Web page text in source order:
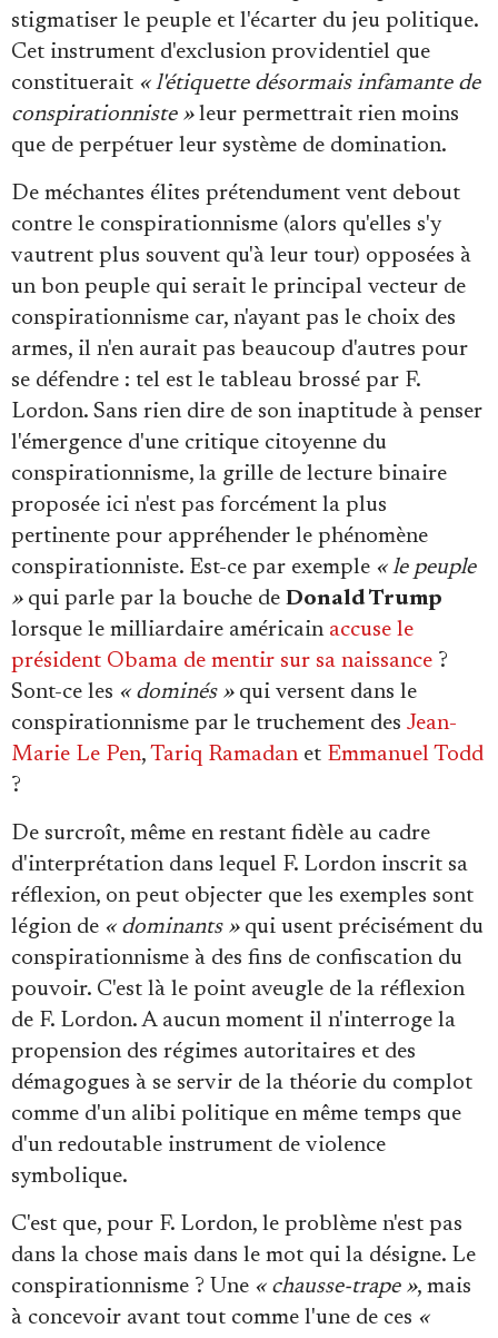
stigmatiser le peuple et l'écarter du jeu politique.
Cet instrument d'exclusion providentiel que
constituerait « l'étiquette désormais infamante de
conspirationniste »leur permettrait rien moins
que de perpétuer leur système de domination.
De méchantes élites prétendument vent debout
contre le conspirationnisme (alors qu'elles s'y
vautrent plus souvent qu'à leur tour) opposées à
un bon peuple qui serait le principal vecteur de
conspirationnisme car, n'ayant pas le choix des
armes, il n'en aurait pas beaucoup d'autres pour
se défendre : tel est le tableau brossé par F.
Lordon. Sans rien dire de son inaptitude à penser
l'émergence d'une critique citoyenne du
conspirationnisme, la grille de lecture binaire
proposée ici n'est pas forcément la plus
pertinente pour appréhender le phénomène
conspirationniste. Est-ce par exemple « le peuple
»qui parle par la bouche de Donald Trump
lorsque le milliardaire américain accuse le
président Obama de mentir sur sa naissance ?
Sont-ce les « dominés »qui versent dans le
conspirationnisme par le truchement des Jean-
Marie Le Pen, Tariq Ramadanet Emmanuel Todd
?
De surcroît, même en restant fidèle au cadre
d'interprétation dans lequel F. Lordon inscrit sa
réflexion, on peut objecter que les exemples sont
légion de « dominants »qui usent précisément du
conspirationnisme à des fins de confiscation du
pouvoir. C'est là le point aveugle de la réflexion
de F. Lordon. A aucun moment il n'interroge la
propension des régimes autoritaires et des
démagogues à se servir de la théorie du complot
comme d'un alibi politique en même temps que
d'un redoutable instrument de violence
symbolique.
C'est que, pour F. Lordon, le problème n'est pas
dans la chose mais dans le mot qui la désigne. Le
conspirationnisme ? Une « chausse-trape », mais
à concevoir avant tout comme l'une de ces «